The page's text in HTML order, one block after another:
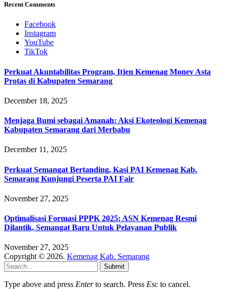
Recent Comments
Facebook
Instagram
YouTube
TikTok
Perkuat Akuntabilitas Program, Itjen Kemenag Monev Asta
Protas di Kabupaten Semarang
December 18, 2025
Menjaga Bumi sebagai Amanah: Aksi Ekoteologi Kemenag
Kabupaten Semarang dari Merbabu
December 11, 2025
Perkuat Semangat Bertanding, Kasi PAI Kemenag Kab.
Semarang Kunjungi Peserta PAI Fair
November 27, 2025
Optimalisasi Formasi PPPK 2025: ASN Kemenag Resmi
Dilantik, Semangat Baru Untuk Pelayanan Publik
November 27, 2025
Copyright © 2026. Kemenag Kab. Semarang
Submit
Type above and press Enterto search. Press Esc to cancel.